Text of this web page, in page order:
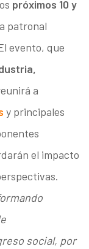
próximos 10 y
patronal
evento, que
a
y principales
el impacto
social, por